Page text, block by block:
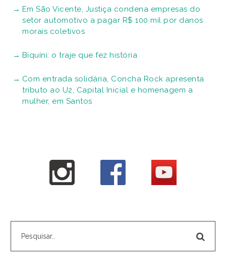
Em São Vicente, Justiça condena empresas do
setor automotivo a pagar R$ 100 mil por danos
morais coletivos
Biquíni: o traje que fez história
Com entrada solidária, Concha Rock apresenta
tributo ao U2, Capital Inicial e homenagem a
mulher, em Santos